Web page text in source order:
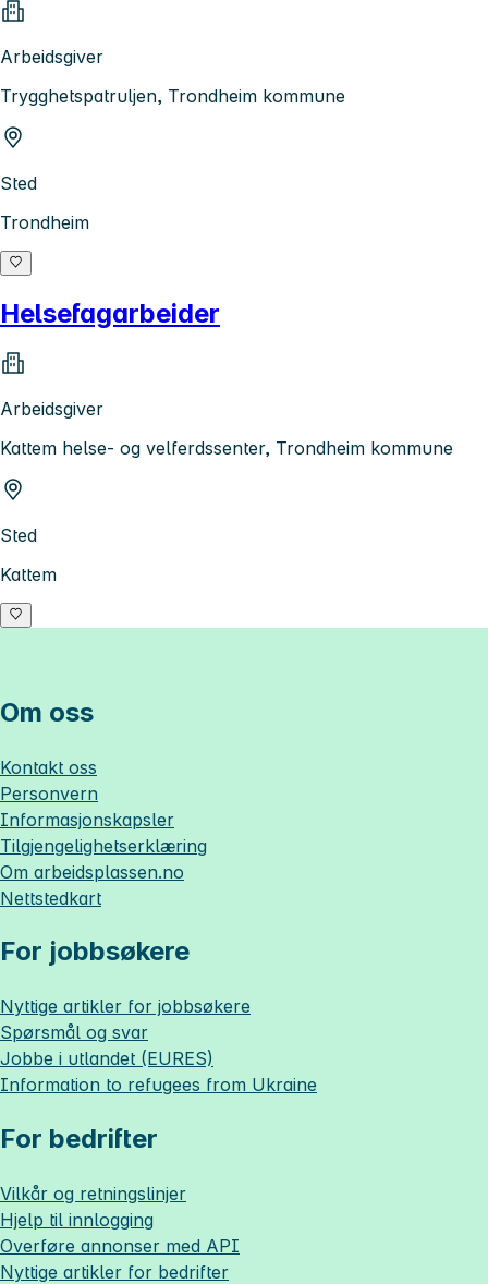
Arbeidsgiver
Trygghetspatruljen, Trondheim kommune
Sted
Trondheim
Helsefagarbeider
Arbeidsgiver
Kattem helse- og velferdssenter, Trondheim kommune
Sted
Kattem
Om oss
Kontakt oss
Personvern
Informasjonskapsler
Tilgjengelighetserklæring
Om arbeidsplassen.no
Nettstedkart
For jobbsøkere
Nyttige artikler for jobbsøkere
Spørsmål og svar
Jobbe i utlandet (EURES)
Information to refugees from Ukraine
For bedrifter
Vilkår og retningslinjer
Hjelp til innlogging
Overføre annonser med API
Nyttige artikler for bedrifter